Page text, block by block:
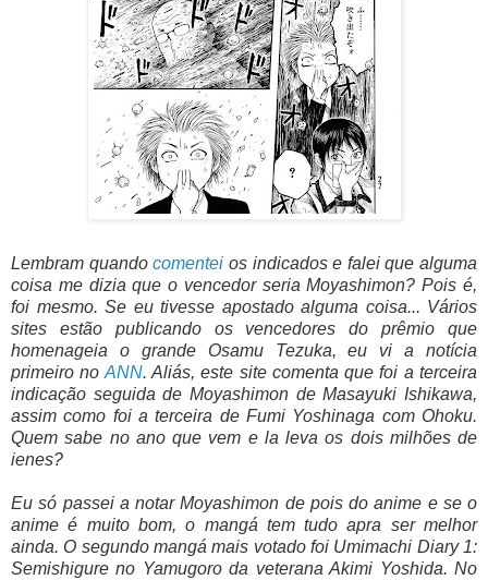
Lembram quandocomentei os indicados e falei que alguma
coisa me dizia que o vencedor seria Moyashimon? Pois é,
foi mesmo. Se eu tivesse apostado alguma coisa... Vários
sites estão publicando os vencedores do prêmio que
homenageia o grande Osamu Tezuka, eu vi a notícia
primeiro no ANN. Aliás, este site comenta que foi a terceira
indicação seguida de Moyashimon de Masayuki Ishikawa,
assim como foi a terceira de Fumi Yoshinaga com Ohoku.
Quem sabe no ano que vem e la leva os dois milhões de
ienes?
Eu só passei a notar Moyashimon de pois do anime e se o
anime é muito bom, o mangá tem tudo apra ser melhor
ainda. O segundo mangá mais votado foi Umimachi Diary 1:
Semishigure no Yamugoro da veterana Akimi Yoshida. No